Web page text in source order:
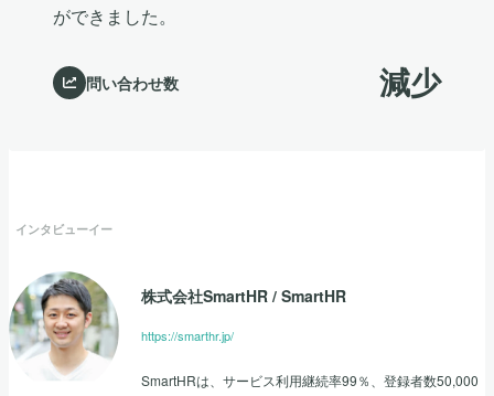
ができました。
問い合わせ数 減少
インタビューイー
株式会社SmartHR / SmartHR
https://smarthr.jp/
SmartHRは、サービス利用継続率99％、登録者数50,000